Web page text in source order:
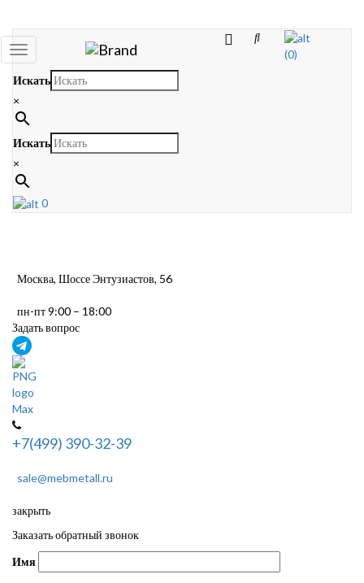
Toggle
navigation
(0)
Искать
×
Искать
×
0
Москва, Шоссе Энтузиастов, 56
пн-пт 9:00 – 18:00
Задать вопрос
+7(499) 390-32-39
sale@mebmetall.ru
закрыть
Заказать обратный звонок
Имя